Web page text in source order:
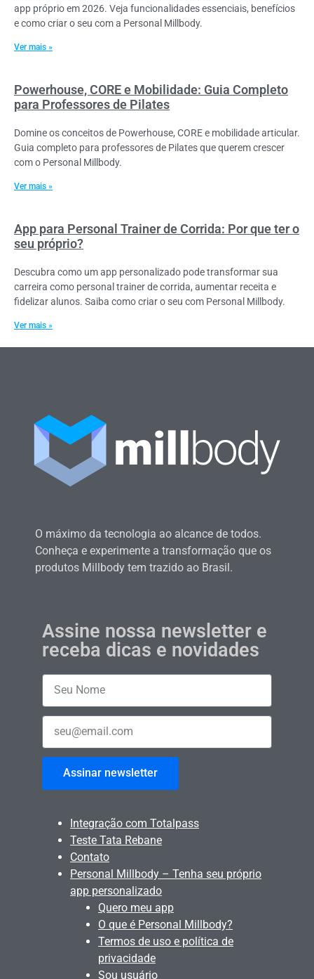
app próprio em 2026. Veja funcionalidades essenciais, benefícios
e como criar o seu com a Personal Millbody.
Ver mais »
Powerhouse, CORE e Mobilidade: Guia Completo
para Professores de Pilates
Domine os conceitos de Powerhouse, CORE e mobilidade articular.
Guia completo para professores de Pilates que querem crescer
com o Personal Millbody.
Ver mais »
App para Personal Trainer de Corrida: Por que ter o
seu próprio?
Descubra como um app personalizado pode transformar sua
carreira como personal trainer de corrida, aumentar receita e
fidelizar alunos. Saiba como criar o seu com Personal Millbody.
Ver mais »
O máximo da tecnologia ao alcance de todos.
Conheça e experimente a transformação que os
produtos Millbody tem trazido ao Brasil.
Assine nossa newsletter e
receba dicas e novidades
Assinar newsletter
Integração com Totalpass
Teste Tata Rebane
Contato
Personal Millbody – Tenha seu próprio
app personalizado
Quero meu app
O que é Personal Millbody?
Termos de uso e política de
privacidade
Sou usuário